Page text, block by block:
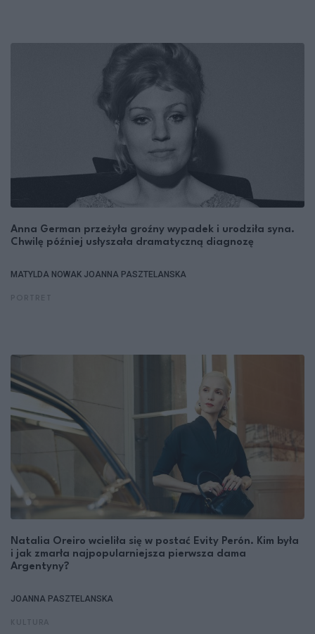
Anna German przeżyła groźny wypadek i urodziła syna.
Chwilę później usłyszała dramatyczną diagnozę
MATYLDA NOWAK JOANNA PASZTELANSKA
Natalia Oreiro wcieliła się w postać Evity Perón. Kim była
i jak zmarła najpopularniejsza pierwsza dama
Argentyny?
JOANNA PASZTELANSKA